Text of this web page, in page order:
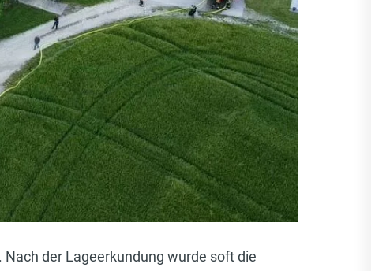
der Lageerkundung wurde soft die